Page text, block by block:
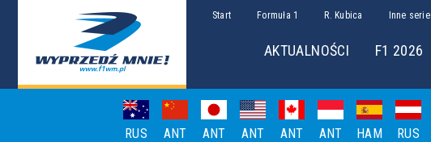
Start Formuła 1 R. Kubica Inne serie
AKTUALNOŚCI F1 2026
RUS ANT ANT ANT ANT ANT HAM RUS